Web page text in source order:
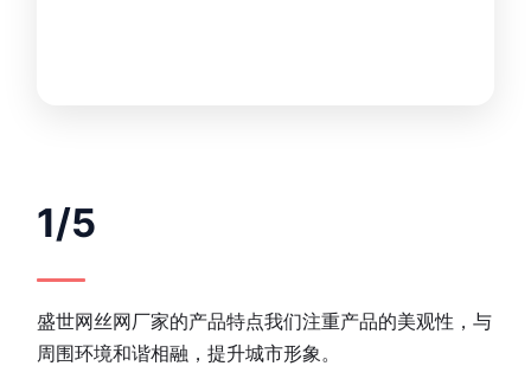
1/5
盛世网丝网厂家的产品特点我们注重产品的美观性，与
周围环境和谐相融，提升城市形象。